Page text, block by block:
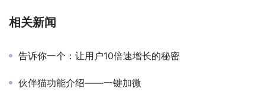
相关新闻
告诉你一个：让用户10倍速增长的秘密
伙伴猫功能介绍——一键加微